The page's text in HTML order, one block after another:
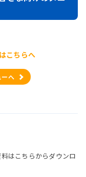
こちらへ
ーへ
はこちらからダウンロ